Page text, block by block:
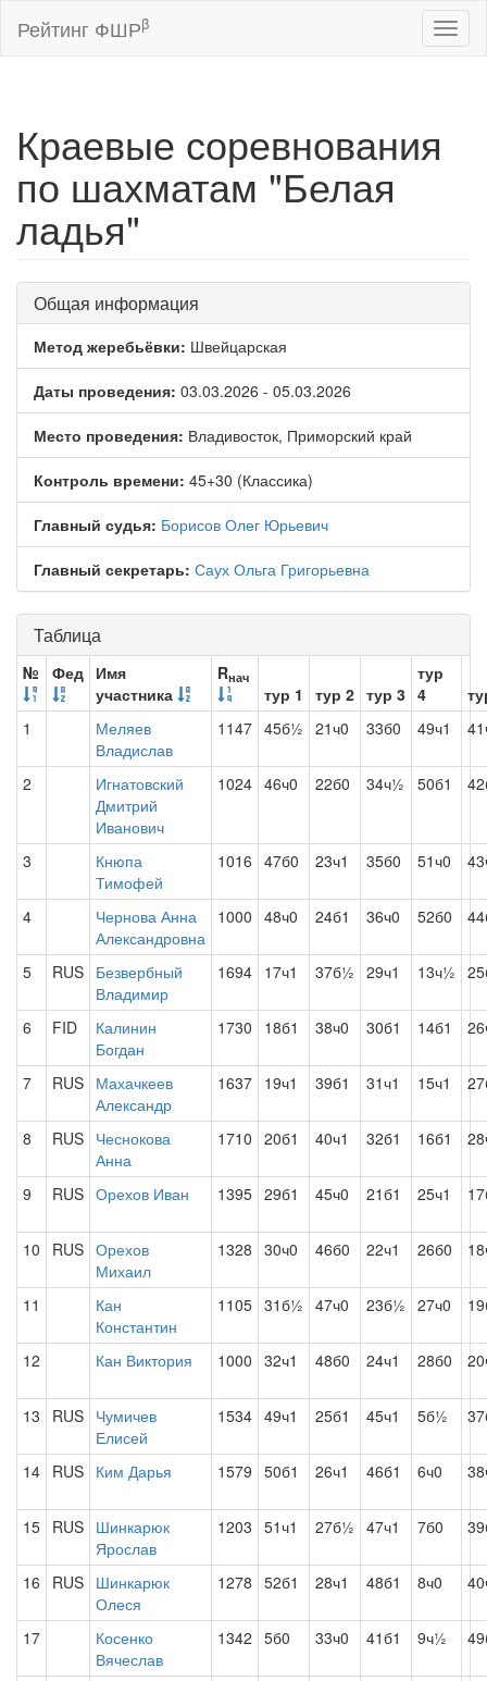
Рейтинг ФШРβ
Краевые соревнования
по шахматам "Белая
ладья"
Общая информация
Метод жеребьёвки: Швейцарская
Даты проведения: 03.03.2026 - 05.03.2026
Место проведения: Владивосток, Приморский край
Контроль времени: 45+30 (Классика)
Главный судья: Борисов Олег Юрьевич
Главный секретарь: Саух Ольга Григорьевна
Таблица
№ Фед Имя
участника
Rнач
тур 1 тур 2 тур 3
тур
4
1
Меляев
Владислав
1147 45б½ 21ч0 33б0 49ч1
2
Игнатовский
Дмитрий
Иванович
1024 46ч0 22б0 34ч½ 50б1
3
Кнюпа
Тимофей
1016 47б0 23ч1 35б0 51ч0
4
Чернова Анна
Александровна
1000 48ч0 24б1 36ч0 52б0
5 RUS Безвербный
Владимир
1694 17ч1 37б½ 29ч1 13ч½
6 FID
Калинин
Богдан
1730 18б1 38ч0 30б1 14б1
7 RUS Махачкеев
Александр
1637 19ч1 39б1 31ч1 15ч1
8 RUS Чеснокова
Анна
1710 20б1 40ч1 32б1 16б1
9 RUS Орехов Иван 1395 29б1 45ч0 21б1 25ч1
10 RUS Орехов
Михаил
1328 30ч0 46б0 22ч1 26б0
11
Кан
Константин
1105 31б½ 47ч0 23б½ 27ч0
12 Кан Виктория 1000 32ч1 48б0 24ч1 28б0
13 RUS Чумичев
Елисей
1534 49ч1 25б1 45ч1 5б½
14 RUS Ким Дарья 1579 50б1 26ч1 46б1 6ч0
15 RUS Шинкарюк
Ярослав
1203 51ч1 27б½ 47ч1 7б0
16 RUS Шинкарюк
Олеся
1278 52б1 28ч1 48б1 8ч0
17
Косенко
Вячеслав
1342 5б0 33ч0 41б1 9ч½